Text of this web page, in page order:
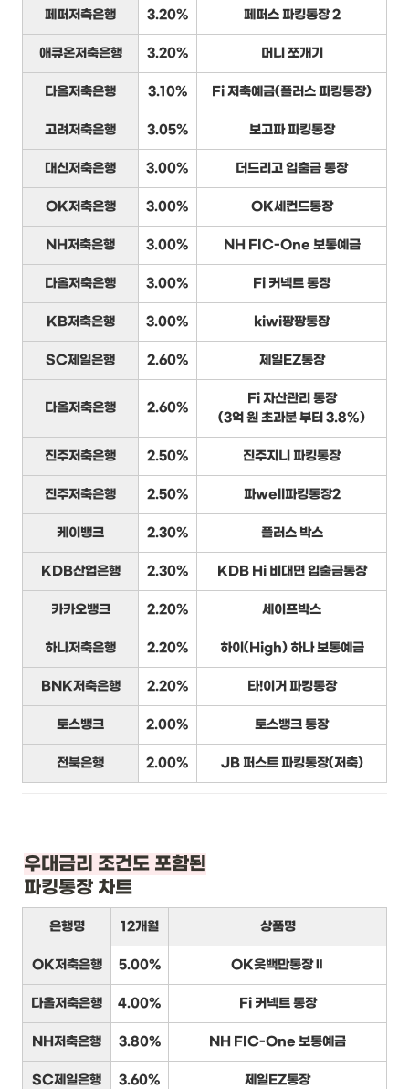
페퍼저축은행 3.20% 페퍼스 파킹통장 2
애큐온저축은행 3.20% 머니 쪼개기
다올저축은행 3.10% Fi 저축예금(플러스 파킹통장)
고려저축은행 3.05% 보고파 파킹통장
대신저축은행 3.00% 더드리고 입출금 통장
OK저축은행 3.00% OK세컨드통장
NH저축은행 3.00% NH FIC-One 보통예금
다올저축은행 3.00% Fi 커넥트 통장
KB저축은행 3.00% kiwi팡팡통장
SC제일은행 2.60% 제일EZ통장
다올저축은행 2.60%
Fi 자산관리 통장
(3억 원 초과분 부터 3.8%)
진주저축은행 2.50% 진주지니 파킹통장
진주저축은행 2.50% 파well파킹통장2
케이뱅크 2.30% 플러스 박스
KDB산업은행 2.30% KDB Hi 비대면 입출금통장
카카오뱅크 2.20% 세이프박스
하나저축은행 2.20% 하이(High) 하나 보통예금
BNK저축은행 2.20% 타!이거 파킹통장
토스뱅크 2.00% 토스뱅크 통장
전북은행 2.00% JB 퍼스트 파킹통장(저축)
우대금리 조건도 포함된
파킹통장 차트
은행명 12개월 상품명
OK저축은행 5.00% OK읏백만통장Ⅱ
다올저축은행 4.00% Fi 커넥트 통장
NH저축은행 3.80% NH FIC-One 보통예금
SC제일은행 3.60% 제일EZ통장